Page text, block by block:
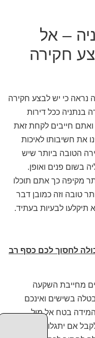
– אל
חקירה
נראה כי יש לבצע חקירה
בנתניה ככל דירות
ואתם חייבים לקחת זאת
את חשיבותו לאיכות
הטובה ביותר שיש
בשום פנים ואופן.
מקיפה כך אתם תוכלו
טובה וזה כמובן דבר
תיקלעו לבעיות בעתיד.
לחסוך לכם כסף רב
מחייבת השקעה
בשישים ואינכם
המידה בטח אל מול
אם יתגלו ליקויים